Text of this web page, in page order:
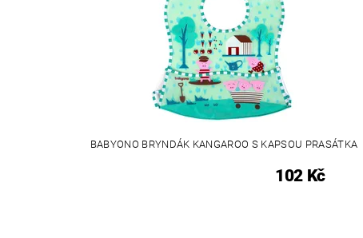
BABYONO BRYNDÁK KANGAROO S KAPSOU PRASÁTKA
102 Kč